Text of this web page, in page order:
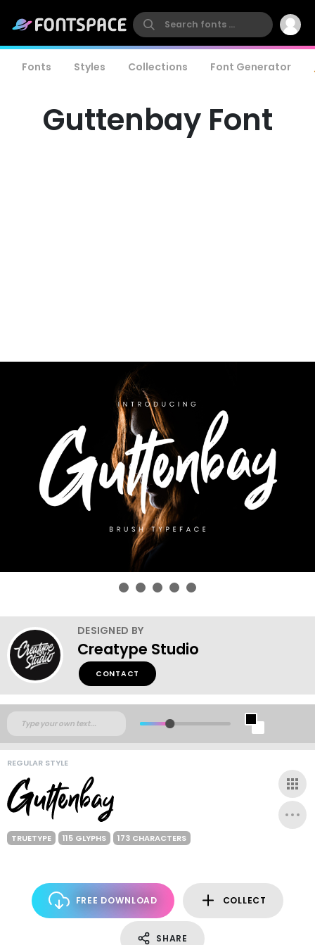
Fonts Styles Collections Font Generator
Guttenbay Font
DESIGNED BY
Creatype Studio
CONTACT
REGULAR STYLE
TRUETYPE 115 GLYPHS 173 CHARACTERS
FREE DOWNLOAD COLLECT
SHARE